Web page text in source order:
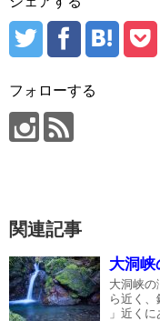
フォローする
関連記事
大洞峡
大洞峡
ら近く
」近くに